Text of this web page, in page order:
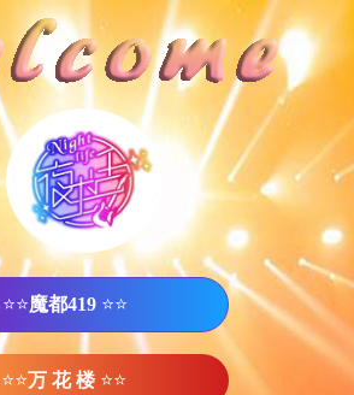
⭐⭐魔都419 ⭐⭐
⭐⭐万 花 楼 ⭐⭐